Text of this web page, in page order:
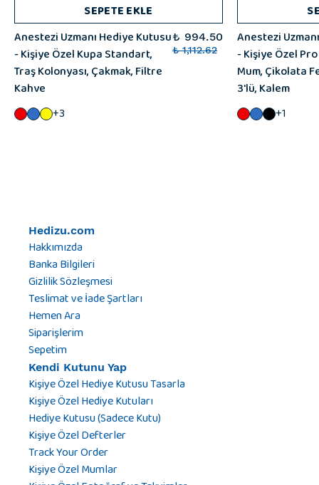
SEPETE EKLE
Anestezi Uzmanı Hediye Kutusu
- Kişiye Özel Kupa Standart,
Traş Kolonyası, Çakmak, Filtre
Kahve
₺ 994.50
₺ 1,112.62
+3
Anestezi
- Kişiye Özel
Mum, Çikolata
3'lü, Kalem
+1
Hedizu.com
Hakkımızda
Banka Bilgileri
Gizlilik Sözleşmesi
Teslimat ve İade Şartları
Hemen Ara
Siparişlerim
Sepetim
Kendi Kutunu Yap
Kişiye Özel Hediye Kutusu Tasarla
Kişiye Özel Hediye Kutuları
Hediye Kutusu (Sadece Kutu)
Kişiye Özel Defterler
Track Your Order
Kişiye Özel Mumlar